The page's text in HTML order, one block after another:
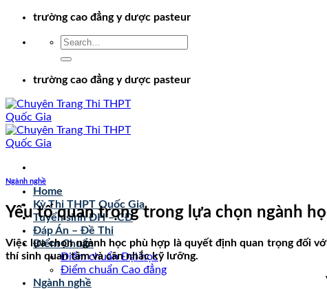
Chuyểntrường cao đẳng y dược pasteur
trường cao đẳng y dược pasteur
Home
Kỳ Thi THPT Quốc Gia
Tuyển sinh ĐH – CĐ
Đáp Án – Đề Thi
Điểm Chuẩn
Điểm chuẩn Đại học
Điểm chuẩn Cao đẳng
Ngành nghề
Ngành nghề
Yếu tố quan trọng trong lựa chọn ngành
Việc lựa chọn ngành học phù hợp là quyết định quan trọng đối
thí sinh quan tâm và cân nhắc kỹ lưỡng.